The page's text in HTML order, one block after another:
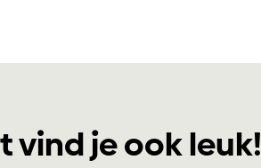
vind je ook leuk!